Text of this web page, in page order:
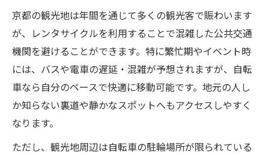
京都の観光地は年間を通じて多くの観光客で賑わいます
が、レンタサイクルを利用することで混雑した公共交通
機関を避けることができます。特に繁忙期やイベント時
には、バスや電車の遅延・混雑が予想されますが、自転
車なら自分のペースで快適に移動可能です。地元の人し
か知らない裏道や静かなスポットへもアクセスしやすく
なります。
ただし、観光地周辺は自転車の駐輪場所が限られている